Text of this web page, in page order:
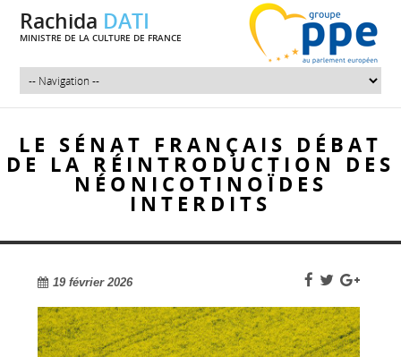
Rachida DATI
MINISTRE DE LA CULTURE DE FRANCE
LE SÉNAT FRANÇAIS DÉBAT
DE LA RÉINTRODUCTION DES
NÉONICOTINOÏDES
INTERDITS
19 février 2026